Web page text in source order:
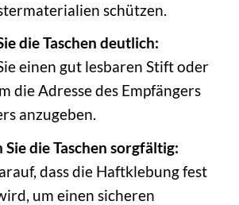
schützen.
die Taschen deutlich:
einen gut lesbaren Stift oder
die Adresse des Empfängers
anzugeben.
die Taschen sorgfältig:
dass die Haftklebung fest
um einen sicheren